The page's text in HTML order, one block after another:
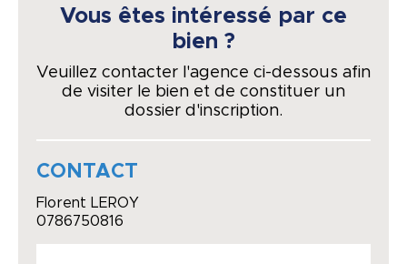
Vous êtes intéressé par ce
bien ?
Veuillez contacter l'agence ci-dessous afin
de visiter le bien et de constituer un
dossier d'inscription.
CONTACT
Florent LEROY
0786750816